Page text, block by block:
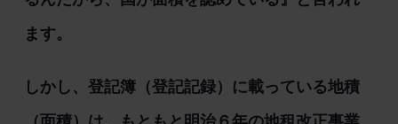
ます。
しかし、登記簿（登記記録）に載っている地積